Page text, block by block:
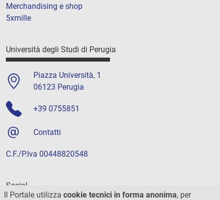
Merchandising e shop
5xmille
Università degli Studi di Perugia
Piazza Università, 1
06123 Perugia
+39 0755851
Contatti
C.F./P.Iva 00448820548
Social
Il Portale utilizza cookie tecnici in forma anonima, per